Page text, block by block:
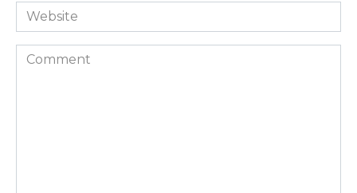
Website
Comment